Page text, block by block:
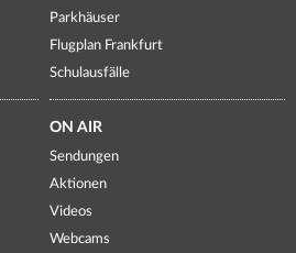
Parkhäuser
Flugplan Frankfurt
Schulausfälle
ON AIR
Sendungen
Aktionen
Videos
Webcams